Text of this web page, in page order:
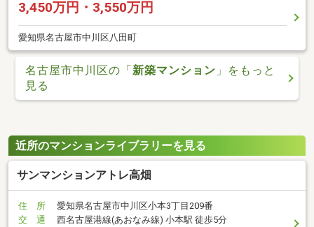
3,450万円・3,550万円
愛知県名古屋市中川区八田町
名古屋市中川区の「新築マンション 」をもっと
見る
近所のマンションライブラリーを見る
サンマンションアトレ高畑
住 所
愛知県名古屋市中川区小本3丁目209番
交 通
西名古屋港線(あおなみ線) 小本駅 徒歩5分